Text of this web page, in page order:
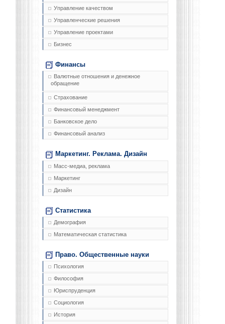
Управление качеством
Управленческие решения
Управление проектами
Бизнес
Финансы
Валютные отношения и денежное
обращение
Страхование
Финансовый менеджмент
Банковское дело
Финансовый анализ
Маркетинг. Реклама. Дизайн
Масс-медиа, реклама
Маркетинг
Дизайн
Статистика
Демография
Математическая статистика
Право. Общественные науки
Психология
Философия
Юриспруденция
Социология
История